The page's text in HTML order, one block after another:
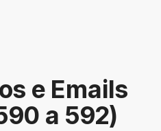
e Emails
a 592)